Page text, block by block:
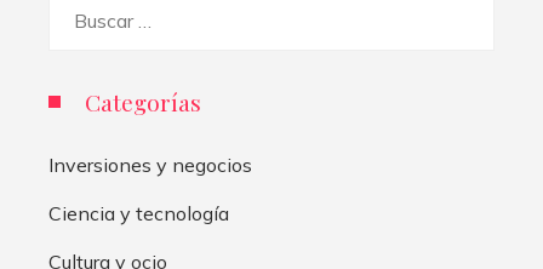
Categorías
Inversiones y negocios
Ciencia y tecnología
Cultura y ocio